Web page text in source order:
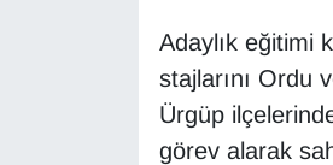
Adaylık eğitimi
stajlarını Ordu
Ürgüp
görev alarak
En çok konuşulanlar